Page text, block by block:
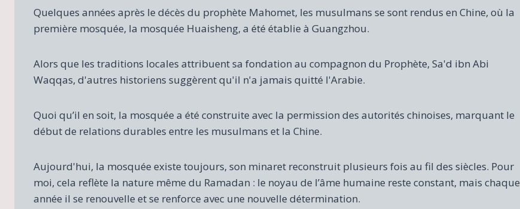
Quelques années après le décès du prophète Mahomet, les musulmans se sont rendus en Chine, où la
première mosquée, la mosquée Huaisheng, a été établie à Guangzhou.
Alors que les traditions locales attribuent sa fondation au compagnon du Prophète, Sa'd ibn Abi
Waqqas, d'autres historiens suggèrent qu'il n'a jamais quitté l'Arabie.
Quoi qu’il en soit, la mosquée a été construite avec la permission des autorités chinoises, marquant le
début de relations durables entre les musulmans et la Chine.
Aujourd'hui, la mosquée existe toujours, son minaret reconstruit plusieurs fois au fil des siècles. Pour
moi, cela reflète la nature même du Ramadan : le noyau de l’âme humaine reste constant, mais chaque
année il se renouvelle et se renforce avec une nouvelle détermination.